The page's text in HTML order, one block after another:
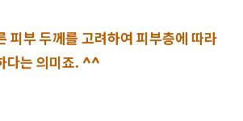
피부 두께를 고려하여 피부층에 따라
다는 의미죠. ^^